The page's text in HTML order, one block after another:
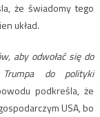
że świadomy tego
układ.
aby odwołać się do
Trumpa do polityki
podkreśla, że
USA, bo